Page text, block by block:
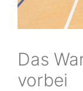
Das
vorbei